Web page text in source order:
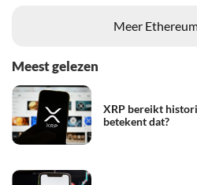
Meer
Meest gelezen
XRP bereikt
betekent dat?